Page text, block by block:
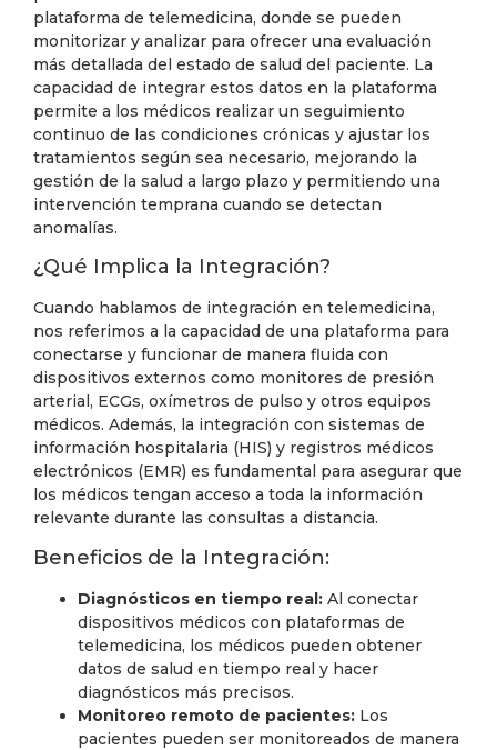
plataforma de telemedicina, donde se pueden
monitorizar y analizar para ofrecer una evaluación
más detallada del estado de salud del paciente. La
capacidad de integrar estos datos en la plataforma
permite a los médicos realizar un seguimiento
continuo de las condiciones crónicas y ajustar los
tratamientos según sea necesario, mejorando la
gestión de la salud a largo plazo y permitiendo una
intervención temprana cuando se detectan
anomalías.
¿Qué Implica la Integración?
Cuando hablamos de integración en telemedicina,
nos referimos a la capacidad de una plataforma para
conectarse y funcionar de manera fluida con
dispositivos externos como monitores de presión
arterial, ECGs, oxímetros de pulso y otros equipos
médicos. Además, la integración con sistemas de
información hospitalaria (HIS) y registros médicos
electrónicos (EMR) es fundamental para asegurar que
los médicos tengan acceso a toda la información
relevante durante las consultas a distancia.
Beneficios de la Integración:
Diagnósticos en tiempo real: Al conectar
dispositivos médicos con plataformas de
telemedicina, los médicos pueden obtener
datos de salud en tiempo real y hacer
diagnósticos más precisos.
Monitoreo remoto de pacientes: Los
pacientes pueden ser monitoreados de manera